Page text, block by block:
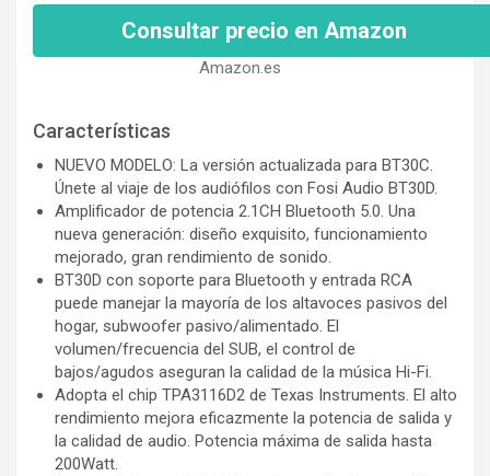
Consultar precio en Amazon
Amazon.es
Características
NUEVO MODELO: La versión actualizada para BT30C.
Únete al viaje de los audiófilos con Fosi Audio BT30D.
Amplificador de potencia 2.1CH Bluetooth 5.0. Una
nueva generación: diseño exquisito, funcionamiento
mejorado, gran rendimiento de sonido.
BT30D con soporte para Bluetooth y entrada RCA
puede manejar la mayoría de los altavoces pasivos del
hogar, subwoofer pasivo/alimentado. El
volumen/frecuencia del SUB, el control de
bajos/agudos aseguran la calidad de la música Hi-Fi.
Adopta el chip TPA3116D2 de Texas Instruments. El alto
rendimiento mejora eficazmente la potencia de salida y
la calidad de audio. Potencia máxima de salida hasta
200Watt.